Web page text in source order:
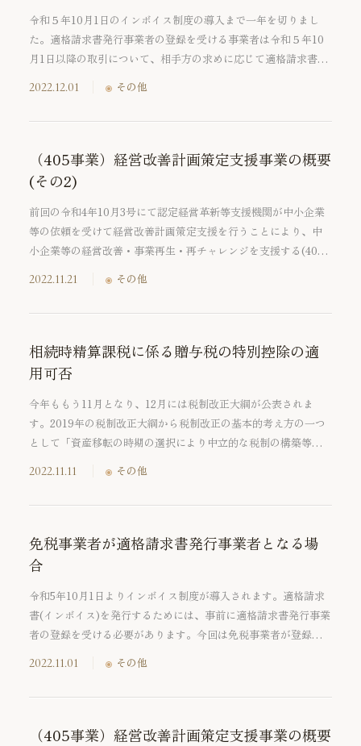
2022.12.01 その他
令和５年10月1日のインボイス制度の導入まで一年を切りまし
た。適格請求書発行事業者の登録を受ける事業者は令和５年10
月1日以降の取引について、相手方の求めに応じて適格請求書を
ス制度の導入日をまたぐ請求書の記載事項について、請求書を
日以後である場合に分けてご説明いたしま
す。
（405事業）経営改善計画策定支援事業の概要
(その2)
2022.11.21 その他
前回の令和4年10月3号にて認定経営革新等支援機関が中小企業
等の依頼を受けて経営改善計画策定支援を行うことにより、中
小企業等の経営改善・事業再生・再チャレンジを支援する(405
今回は、経営改善計画書を作成する際の基礎となる現状把握(財
相続時精算課税に係る贈与税の特別控除の適
用可否
2022.11.11 その他
今年ももう11月となり、12月には税制改正大綱が公表されま
す。2019年の税制改正大綱から税制改正の基本的考え方の一つ
として「資産移転の時期の選択により中立的な税制の構築等に
制調査会の専門家会合では、現行の課税方式の下で相続時精算
可否についてご紹介します。 相続時精算課税に係る贈与税申告
書を申告期限後に提出した場合の特別控除の適用可否につい
れぞれの取扱いについて解説します。
免税事業者が適格請求書発行事業者となる場
合
2022.11.01 その他
令和5年10月1日よりインボイス制度が導入されます。適格請求
書(インボイス)を発行するためには、事前に適格請求書発行事業
者の登録を受ける必要があります。今回は免税事業者が登録事
税制度を選択する場合の経過措置についてご説明いたします。
（405事業）経営改善計画策定支援事業の概要